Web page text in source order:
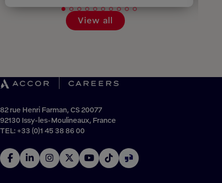
View all
82 rue Henri Farman, CS 20077
92130 Issy-les-Moulineaux, France
TEL: +33 (0)1 45 38 86 00